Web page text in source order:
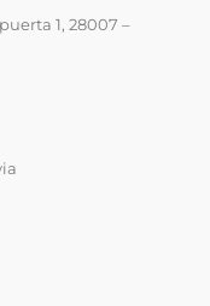
1, 28007 –